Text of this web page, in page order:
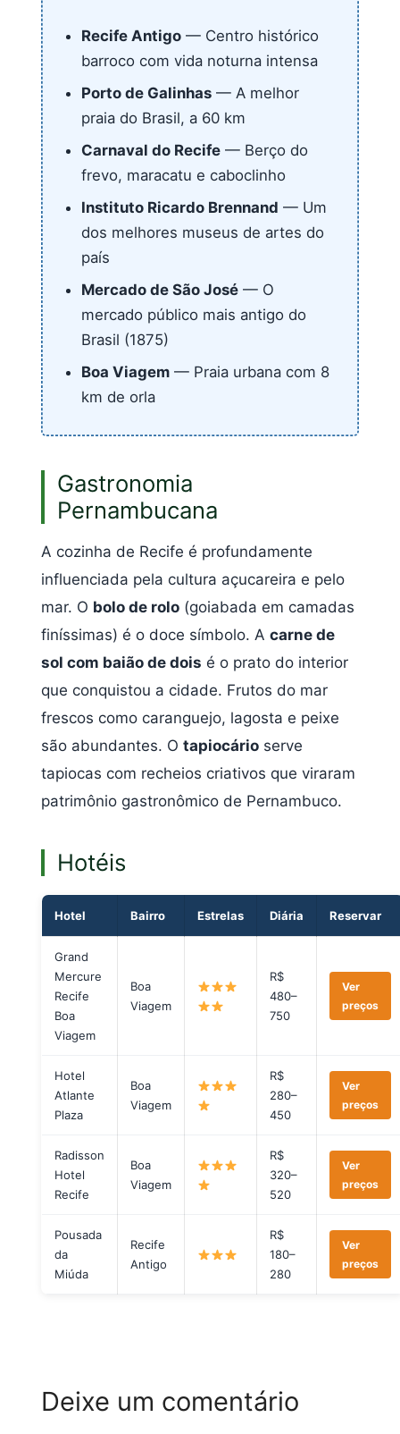
Recife Antigo— Centro histórico
barroco com vida noturna intensa
Porto de Galinhas— A melhor
praia do Brasil, a 60 km
Carnaval do Recife— Berço do
frevo, maracatu e caboclinho
Instituto Ricardo Brennand — Um
dos melhores museus de artes do
país
Mercado de São José— O
mercado público mais antigo do
Brasil (1875)
Boa Viagem— Praia urbana com 8
km de orla
Gastronomia
Pernambucana
A cozinha de Recife é profundamente
influenciada pela cultura açucareira e pelo
mar. O bolo de rolo (goiabada em camadas
finíssimas) é o doce símbolo. A carne de
sol com baião de dois é o prato do interior
que conquistou a cidade. Frutos do mar
frescos como caranguejo, lagosta e peixe
são abundantes. O tapiocário serve
tapiocas com recheios criativos que viraram
patrimônio gastronômico de Pernambuco.
Hotéis
Hotel Bairro Estrelas Diária Reservar
Grand
Mercure
Recife
Boa
Viagem
Boa
Viagem
R$
480–
750
Ver
preços
Hotel
Atlante
Plaza
Boa
Viagem
R$
280–
450
Ver
preços
Radisson
Hotel
Recife
Boa
Viagem
R$
320–
520
Ver
preços
Pousada
da
Miúda
Recife
Antigo
R$
180–
280
Ver
preços
Deixe um comentário